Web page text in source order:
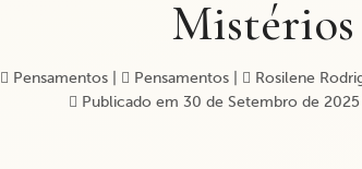
Mistérios
Pensamentos Pensamentos
Rosilene
Publicado em 30 de Setembro de 2025